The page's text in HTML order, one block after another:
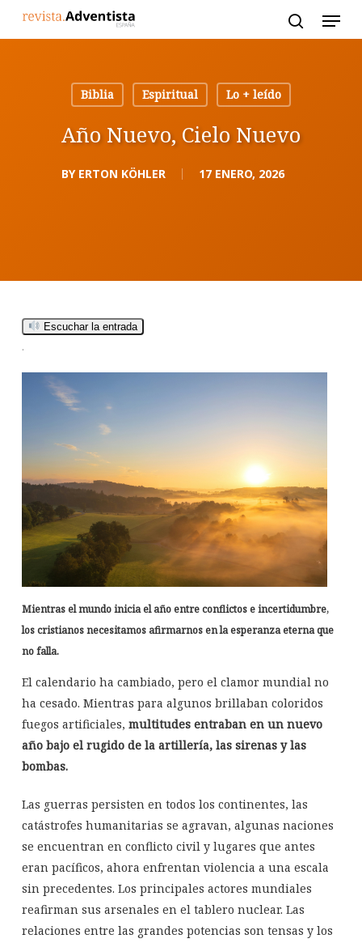
Biblia
Espiritual Lo + leído
Año Nuevo, Cielo Nuevo
BY ERTON KÖHLER 17 ENERO, 2026
Escuchar la entrada
.
Mientras el mundo inicia el año entre conflictos e incertidumbre,
los cristianos necesitamos afirmarnos en la esperanza eterna que
no falla.
El calendario ha cambiado, pero el clamor mundial no
ha cesado. Mientras para algunos brillaban coloridos
fuegos artificiales, multitudes entraban en un nuevo
año bajo el rugido de la artillería, las sirenas y las
bombas.
Las guerras persisten en todos los continentes, las
catástrofes humanitarias se agravan, algunas naciones
se encuentran en conflicto civil y lugares que antes
eran pacíficos, ahora enfrentan violencia a una escala
sin precedentes. Los principales actores mundiales
reafirman sus arsenales en el tablero nuclear. Las
relaciones entre las grandes potencias son tensas y los